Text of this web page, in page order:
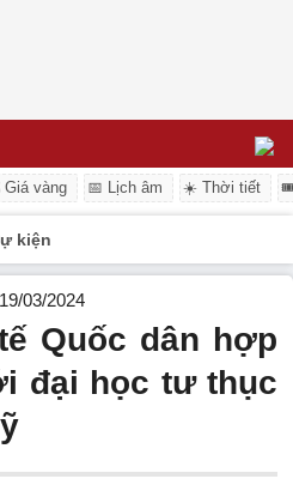
Giá vàng 📅 Lịch âm ☀️ Thời tiết
kiện
03/2024
Quốc dân hợp
đại học tư thục